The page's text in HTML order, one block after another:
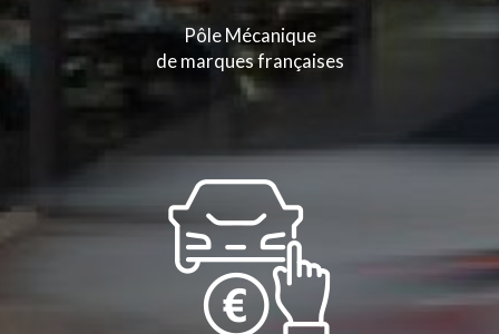
Pôle Mécanique
de marques françaises